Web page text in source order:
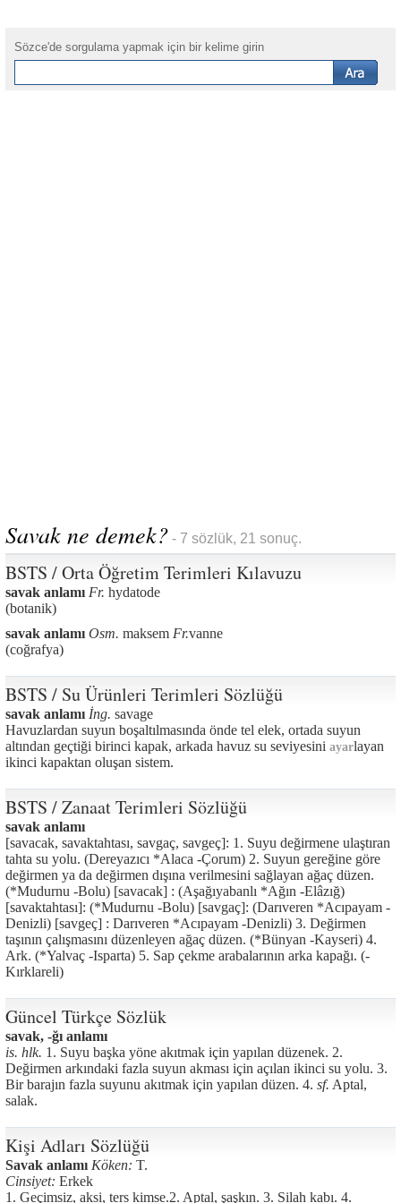
Sözce'de sorgulama yapmak için bir kelime girin
Savak ne demek? - 7 sözlük, 21 sonuç.
BSTS / Orta Öğretim Terimleri Kılavuzu
savak anlamı Fr. hydatode
(botanik)
savak anlamı Osm. maksem Fr.vanne
(coğrafya)
BSTS / Su Ürünleri Terimleri Sözlüğü
savak anlamı İng. savage
Havuzlardan suyun boşaltılmasında önde tel elek, ortada suyun
altından geçtiği birinci kapak, arkada havuz su seviyesini ayarlayan
ikinci kapaktan oluşan sistem.
BSTS / Zanaat Terimleri Sözlüğü
savak anlamı
[savacak, savaktahtası, savgaç, savgeç]: 1. Suyu değirmene ulaştıran
tahta su yolu. (Dereyazıcı *Alaca -Çorum) 2. Suyun gereğine göre
değirmen ya da değirmen dışına verilmesini sağlayan ağaç düzen.
(*Mudurnu -Bolu) [savacak] : (Aşağıyabanlı *Ağın -Elâzığ)
[savaktahtası]: (*Mudurnu -Bolu) [savgaç]: (Darıveren *Acıpayam -
Denizli) [savgeç] : Darıveren *Acıpayam -Denizli) 3. Değirmen
taşının çalışmasını düzenleyen ağaç düzen. (*Bünyan -Kayseri) 4.
Ark. (*Yalvaç -Isparta) 5. Sap çekme arabalarının arka kapağı. (-
Kırklareli)
Güncel Türkçe Sözlük
savak, -ğı anlamı
is. hlk. 1. Suyu başka yöne akıtmak için yapılan düzenek. 2.
Değirmen arkındaki fazla suyun akması için açılan ikinci su yolu. 3.
Bir barajın fazla suyunu akıtmak için yapılan düzen. 4. sf. Aptal,
salak.
Kişi Adları Sözlüğü
Savak anlamı Köken: T.
Cinsiyet: Erkek
1. Geçimsiz, aksi, ters kimse.2. Aptal, şaşkın. 3. Silah kabı. 4.